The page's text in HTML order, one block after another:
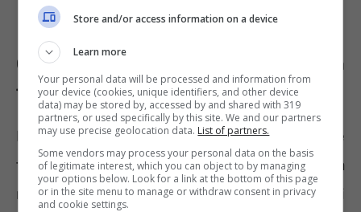
Ci sono le possibilità di detassare la
tredicesima?
Il progetto di Tajani è di eliminare le
trattenute fiscali sulla tredicesima, la
mensilità aggiuntiva erogata a dicembre ai
Store and/or access information on a device
Learn more
Your personal data will be processed and information from
your device (cookies, unique identifiers, and other device
data) may be stored by, accessed by and shared with 319
partners, or used specifically by this site. We and our partners
may use precise geolocation data. List of partners.
Some vendors may process your personal data on the basis
of legitimate interest, which you can object to by managing
your options below. Look for a link at the bottom of this page
or in the site menu to manage or withdraw consent in privacy
and cookie settings.